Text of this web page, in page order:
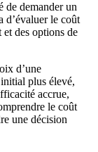
de demander un
d’évaluer le coût
des options de
d’une
plus élevé,
accrue,
le coût
une décision